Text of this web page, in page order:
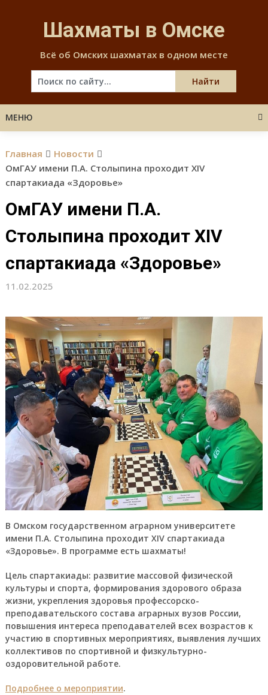
content
Шахматы в Омске
Всё об Омских шахматах в одном месте
МЕНЮ
Главная
Новости
ОмГАУ имени П.А. Столыпина проходит XIV
спартакиада «Здоровье»
ОмГАУ имени П.А.
Столыпина проходит XIV
спартакиада «Здоровье»
11.02.2025
В Омском государственном аграрном университете
имени П.А. Столыпина проходит XIV спартакиада
«Здоровье». В программе есть шахматы!
Цель спартакиады: развитие массовой физической
культуры и спорта, формирования здорового образа
жизни, укрепления здоровья профессорско-
преподавательского состава аграрных вузов России,
повышения интереса преподавателей всех возрастов к
участию в спортивных мероприятиях, выявления лучших
коллективов по спортивной и физкультурно-
оздоровительной работе.
Подробнее о мероприятии.